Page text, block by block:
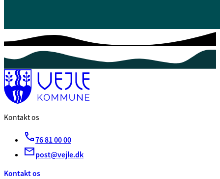
Kontakt os
76 81 00 00
post@vejle.dk
Kontakt os